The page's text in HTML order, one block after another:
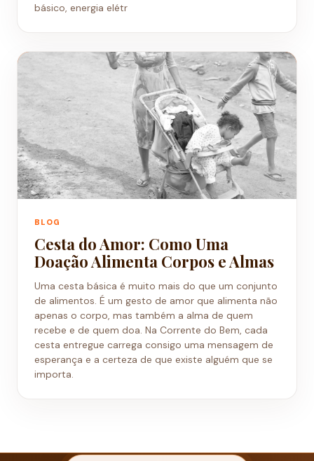
básico, energia elétr
BLOG
Cesta do Amor: Como Uma
Doação Alimenta Corpos e Almas
Uma cesta básica é muito mais do que um conjunto
de alimentos. É um gesto de amor que alimenta não
apenas o corpo, mas também a alma de quem
recebe e de quem doa. Na Corrente do Bem, cada
cesta entregue carrega consigo uma mensagem de
esperança e a certeza de que existe alguém que se
importa.